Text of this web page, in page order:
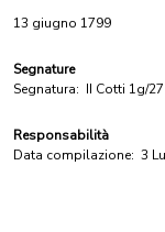
13 giugno 1799
Segnature
Segnatura: II Cotti 1g/27
Responsabilità
Data compilazione: 3